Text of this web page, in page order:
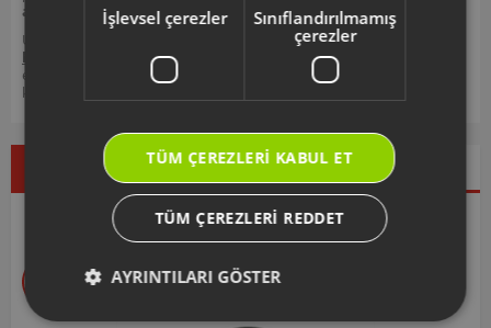
aracılığı ile kontrol ediniz.
Ürününüz ile ilgili kullanım kılavuzu ve kullanım detayları için
https://destek.arzum.com.tr/
Arzum Destek Sitemizi ziyaret
edebilir, ürünlerinizi ekleyip, yedek parça ve garanti bilgilerine
kolayca erişebilirsiniz.
Çok Satanlar İndirimdekiler Yeni Ürünler
İşlevsel çerezler
Sınıflandırılmamış
çerezler
TÜM ÇEREZLERI KABUL ET
TÜM ÇEREZLERI REDDET
AYRINTILARI GÖSTER